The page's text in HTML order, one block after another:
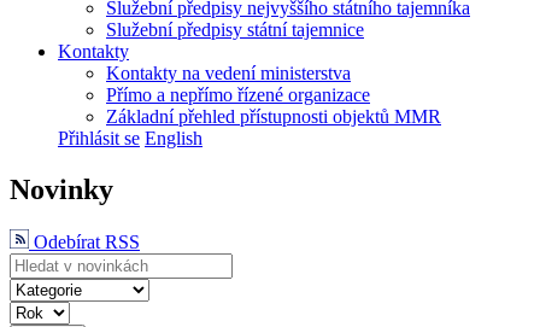
Služební předpisy nejvyššího státního tajemníka
Služební předpisy státní tajemnice
Kontakty
Kontakty na vedení ministerstva
Přímo a nepřímo řízené organizace
Základní přehled přístupnosti objektů MMR
Přihlásit se English
Novinky
Odebírat RSS